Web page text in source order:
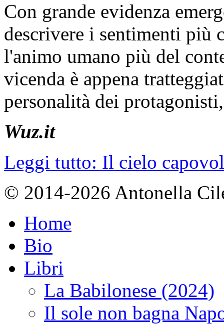
Con grande evidenza
descrivere i sentimenti più
l'animo umano più del
vicenda è appena
personalità dei
Wuz.it
Leggi tutto: Il cielo
© 2014-2026 Antonella
Home
Bio
Libri
La Babilonese (2024)
Il sole non bagna